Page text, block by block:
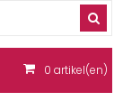
0 artikel(en)